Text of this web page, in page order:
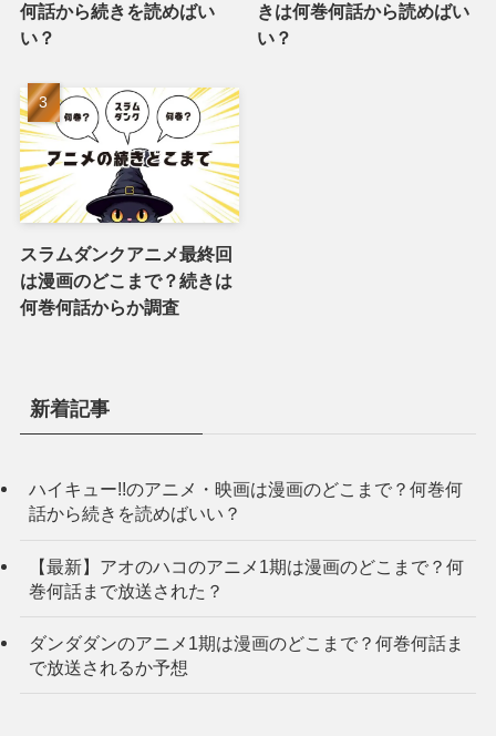
何話から続きを読めばい
い？
きは何巻何話から読めばい
い？
スラムダンクアニメ最終回
は漫画のどこまで？続きは
何巻何話からか調査
新着記事
ハイキュー!!のアニメ・映画は漫画のどこまで？何巻何
話から続きを読めばいい？
【最新】アオのハコのアニメ1期は漫画のどこまで？何
巻何話まで放送された？
ダンダダンのアニメ1期は漫画のどこまで？何巻何話ま
で放送されるか予想